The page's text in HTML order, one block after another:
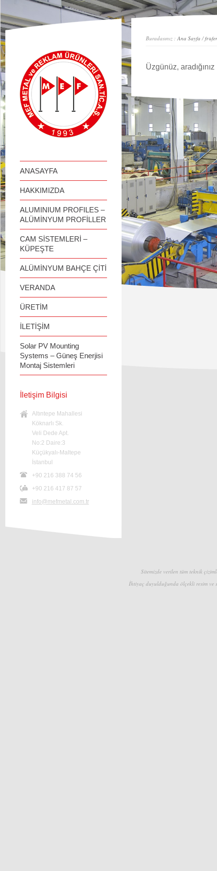
займ онлайн
ANASAYFA
HAKKIMIZDA
ALUMINIUM PROFILES –
ALÜMİNYUM PROFİLLER
CAM SİSTEMLERİ –
KÜPEŞTE
ALÜMİNYUM BAHÇE ÇİTİ
VERANDA
ÜRETİM
İLETİŞİM
Solar PV Mounting
Systems – Güneş Enerjisi
Montaj Sistemleri
İletişim Bilgisi
Altıntepe Mahallesi
Köknarlı Sk.
Veli Dede Apt.
No:2 Daire:3
Küçükyalı-Maltepe
İstanbul
+90 216 388 74 56
+90 216 417 87 57
info@mefmetal.com.tr
Buradasınız :Ana Sayfa /
Üzgünüz,
Sitemizde verilen tüm teknik
İhtiyaç duyulduğunda ölçekli resim ve